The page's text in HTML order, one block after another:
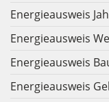
Energieausweis
Energieausweis
Energieausweis
Energieausweis